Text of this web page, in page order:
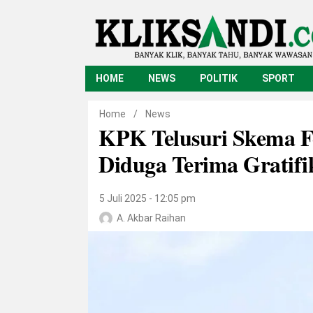
HOME NEWS POLITIK SPORT
Home / News
KPK Telusuri Skema
Diduga Terima
5 Juli 2025 - 12:05 pm
A. Akbar Raihan